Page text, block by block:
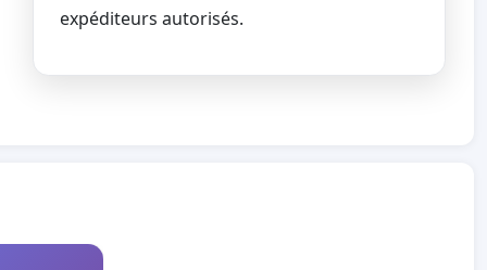
expéditeurs autorisés.